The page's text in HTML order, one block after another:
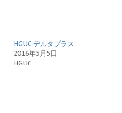
HGUC デルタプラス
2016年5月5日
HGUC